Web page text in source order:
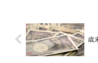
歳